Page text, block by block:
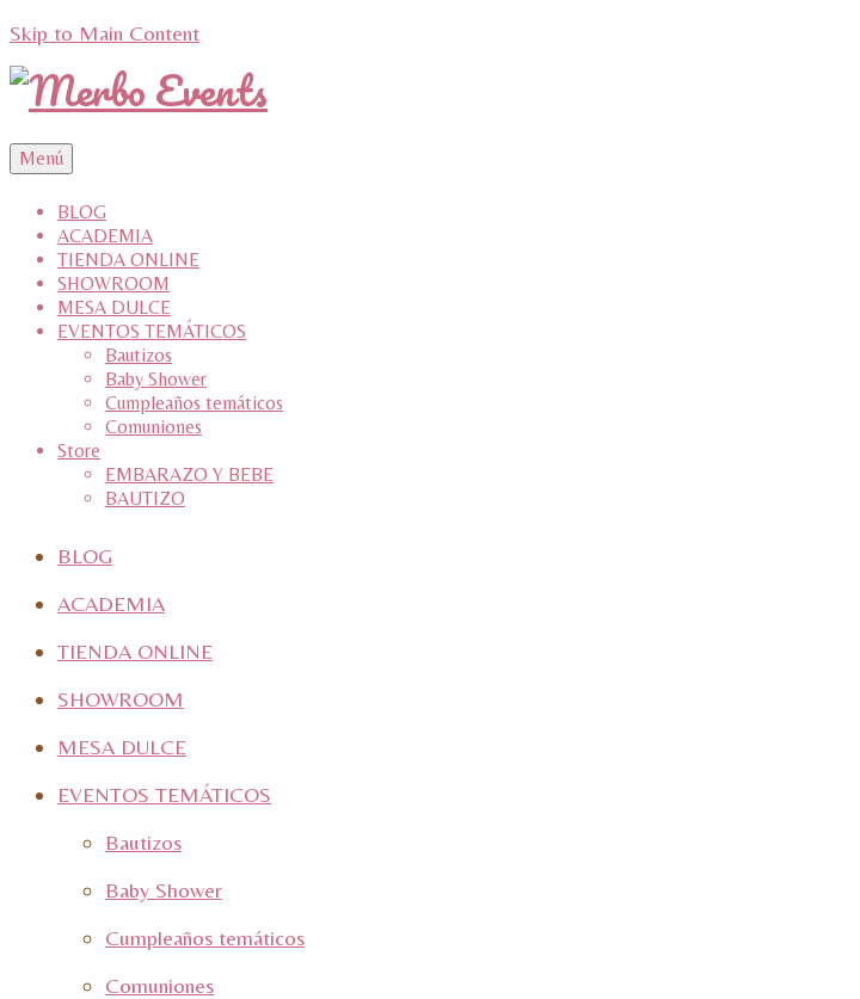
Skip to Main Content
Menú
BLOG
ACADEMIA
TIENDA ONLINE
SHOWROOM
MESA DULCE
EVENTOS TEMÁTICOS
Bautizos
Baby Shower
Cumpleaños temáticos
Comuniones
Store
EMBARAZO Y BEBE
BAUTIZO
BLOG
ACADEMIA
TIENDA ONLINE
SHOWROOM
MESA DULCE
EVENTOS TEMÁTICOS
Bautizos
Baby Shower
Cumpleaños temáticos
Comuniones